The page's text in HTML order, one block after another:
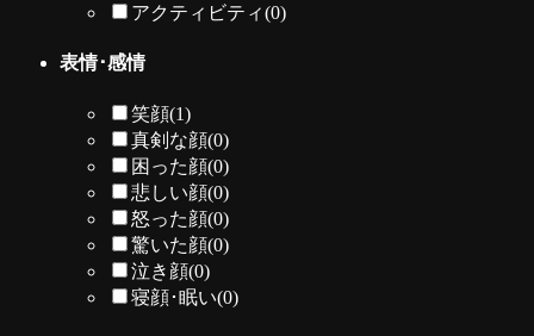
アクティビティ(0)
表情･感情
笑顔(1)
真剣な顔(0)
困った顔(0)
悲しい顔(0)
怒った顔(0)
驚いた顔(0)
泣き顔(0)
寝顔･眠い(0)